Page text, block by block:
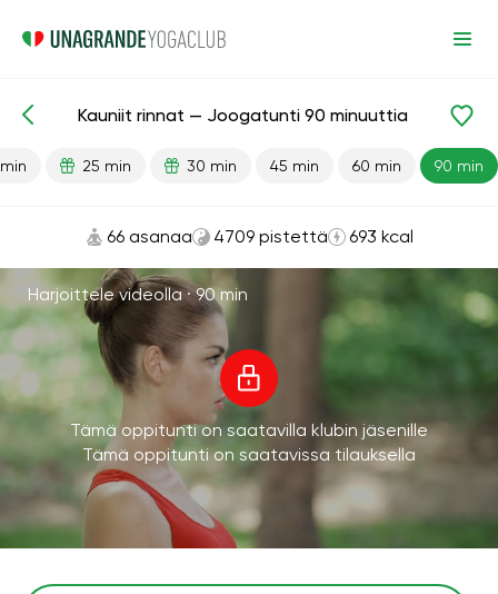
Valmiit oppitunnit Rinta
Kauniit rinnat — Joogatunti 90 minuuttia
25 min 30 min 45 min 60 min 90 min
66 asanaa 4709 pistettä 693 kcal
Harjoittele videolla ·90 min
Tämä oppitunti on saatavilla klubin jäsenille
Tämä oppitunti on saatavissa tilauksella